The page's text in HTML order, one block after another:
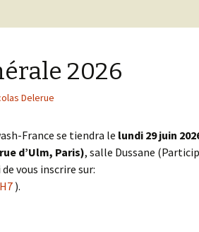
2026
Delerue
France se tiendra le lundi 29 juin
d’Ulm, Paris), salle Dussane
vous inscrire sur:
).